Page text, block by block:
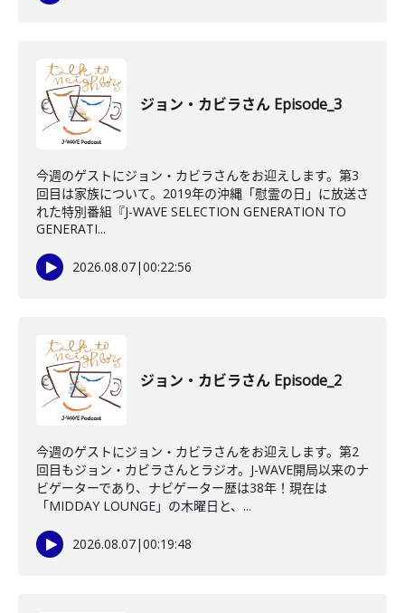
ジョン・カビラさん Episode_3
今週のゲストにジョン・カビラさんをお迎えします。第3
回目は家族について。2019年の沖縄「慰霊の日」に放送さ
れた特別番組『J-WAVE SELECTION GENERATION TO
GENERATI...
2026.08.07|00:22:56
ジョン・カビラさん Episode_2
今週のゲストにジョン・カビラさんをお迎えします。第2
回目もジョン・カビラさんとラジオ。J-WAVE開局以来のナ
ビゲーターであり、ナビゲーター歴は38年！現在は
「MIDDAY LOUNGE」の木曜日と、...
2026.08.07|00:19:48